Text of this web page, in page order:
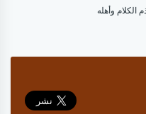
الكلام وأهله